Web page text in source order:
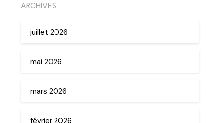
ARCHIVES
juillet 2026
mai 2026
mars 2026
février 2026